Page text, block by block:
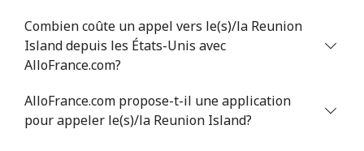
Combien coûte un appel vers le(s)/la Reunion
Island depuis les États-Unis avec
AlloFrance.com?
AlloFrance.com propose-t-il une application
pour appeler le(s)/la Reunion Island?